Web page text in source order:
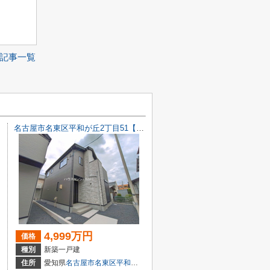
記事一覧
２丁目6-30
価格 4,999万円
種別
新築一戸建
住所
愛知県名古屋市名東区平和が丘